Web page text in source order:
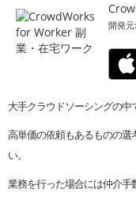
開発元:
大手クラウドソーシングの中
高単価の依頼もあるものの
い。
業務を行った場合には仲介手